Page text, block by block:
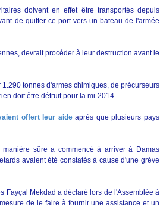
doivent en effet être transportés depuis
de quitter ce port vers un bateau de l'armée
devrait procéder à leur destruction avant le
tonnes d'armes chimiques, de précurseurs
doit être détruit pour la mi-2014.
offert leur aideaprès que plusieurs pays
sûre a commencé à arriver à Damas
avaient été constatés à cause d'une grève
Fayçal Mekdad a déclaré lors de l'Assemblée à
de le faire à fournir une assistance et un